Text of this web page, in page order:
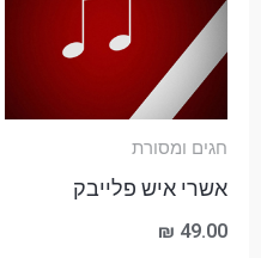
חגים ומסורת
אשרי איש פלייבק
₪ 49.00